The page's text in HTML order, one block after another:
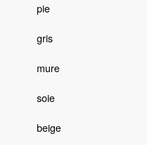
pie
gris
mure
soie
beige